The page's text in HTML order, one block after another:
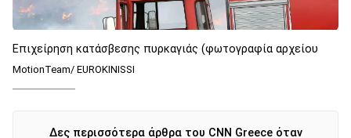
Επιχείρηση κατάσβεσης πυρκαγιάς (φωτογραφία αρχείου
MotionTeam/ EUROKINISSI
Δες περισσότερα άρθρα του CNN Greece όταν